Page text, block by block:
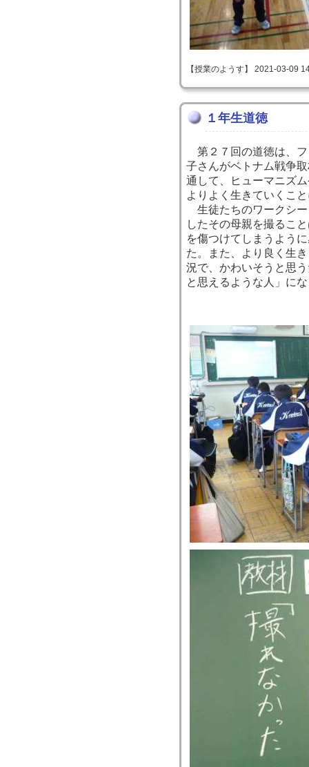
【授業のようす】 2021-03-09
１年生道徳
第２７回の道徳は、フ
子さんがベトナム戦争
通して、ヒューマニズ
よりよく生きていくこ
生徒たちのワークシー
したその母親を撮るこ
を傷つけてしまうよう
た。また、より良く生
況で、かわいそうと思
と思えるような人」に